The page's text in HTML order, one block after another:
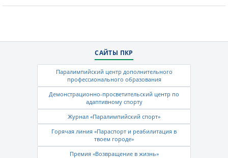
САЙТЫ ПКР
Паралимпийский центр дополнительного
профессионального образования
Демонстрационно-просветительский центр по
адаптивному спорту
Журнал «Паралимпийский спорт»
Горячая линия «Параспорт и реабилитация в
твоем городе»
Премия «Возвращение в жизнь»